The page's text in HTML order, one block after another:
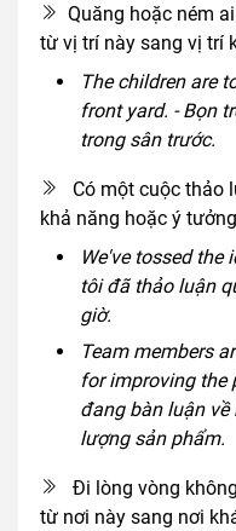
Quăng hoặc ném
từ vị trí này sang vị trí
The children are
front yard. - Bọn
trong sân trước.
Có một cuộc thảo
khả năng hoặc ý
We've tossed the
tôi đã thảo luận
giờ.
Team members
for improving the
đang bàn luận
lượng sản phẩm.
Đi lòng vòng
từ nơi này sang nơi